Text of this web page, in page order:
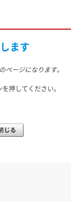
ます
のページになります。
押してください。